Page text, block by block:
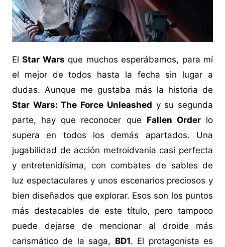
ElStar Wars que muchos esperábamos, para mí
el mejor de todos hasta la fecha sin lugar a
dudas. Aunque me gustaba más la historia de
Star Wars: The Force Unleashed y su segunda
parte, hay que reconocer que Fallen Orderlo
supera en todos los demás apartados. Una
jugabilidad de acción metroidvania casi perfecta
y entretenidísima, con combates de sables de
luz espectaculares y unos escenarios preciosos y
bien diseñados que explorar. Esos son los puntos
más destacables de este título, pero tampoco
puede dejarse de mencionar al droide más
carismático de la saga, BD1. El protagonista es